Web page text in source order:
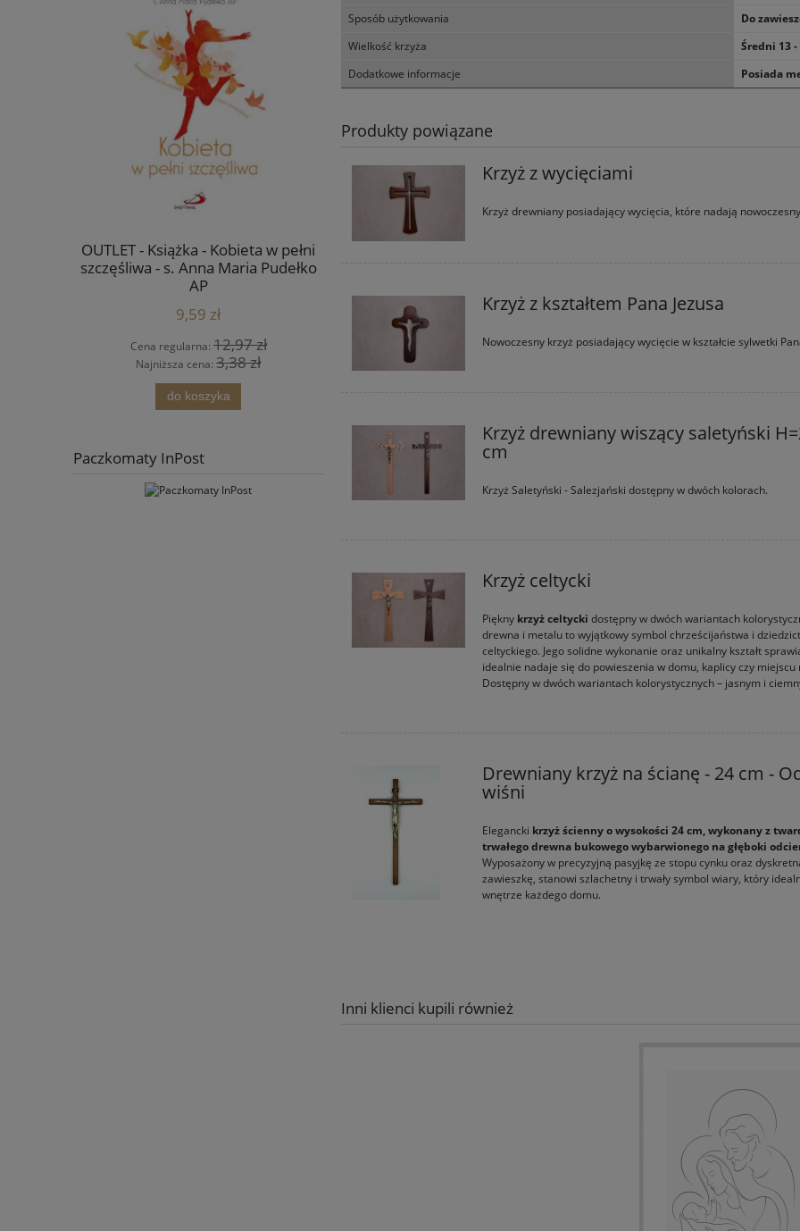
OUTLET - Książka - Kobieta w pełni
szczęśliwa - s. Anna Maria Pudełko
AP
9,59 zł
Cena regularna: 12,97 zł
Najniższa cena: 3,38 zł
do koszyka
680,00 zł
Cena regularna: 860,00 zł
Najniższa cena:
36,00 zł
Cena regularna:49,20 zł
Paczkomaty InPost
Sposób użytkowania
Do
Wielkość krzyża
Średni 13 -
Dodatkowe informacje
Posiada
Produkty powiązane
Krzyż z wycięciami
Krzyż drewniany posiadający wycięcia, które nadają
Krzyż z kształtem Pana Jezusa
Nowoczesny krzyż posiadający wycięcie w kształcie sylwetki
Krzyż drewniany wiszący saletyński
cm
Krzyż Saletyński - Salezjański dostępny w dwóch kolorach.
Krzyż celtycki
Piękny krzyż celtycki dostępny w dwóch wariantach
drewna i metalu to wyjątkowy symbol chrześcijaństwa i
celtyckiego. Jego solidne wykonanie oraz unikalny kształt
idealnie nadaje się do powieszenia w domu, kaplicy czy miejscu
Dostępny w dwóch wariantach kolorystycznych – jasnym i
Drewniany krzyż na ścianę - 24 cm -
wiśni
Elegancki krzyż ścienny o wysokości 24 cm, wykonany z
trwałego drewna bukowego wybarwionego na głęboki
Wyposażony w precyzyjną pasyjkę ze stopu cynku oraz
zawieszkę, stanowi szlachetny i trwały symbol wiary, który
wnętrze każdego domu.
Inni klienci kupili również